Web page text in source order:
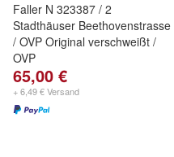
Faller N 323387 / 2
Stadthäuser Beethovenstrasse
/ OVP Original verschweißt /
OVP
65,00 €
+ 6,49 € Versand